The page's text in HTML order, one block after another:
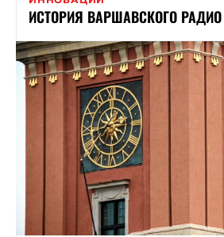
ИСТОРИЯ ВАРШАВСКОГО РАДИО